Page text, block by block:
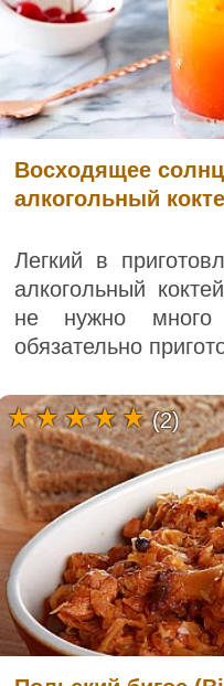
Восходящее
алкогольный
Легкий в
алкогольный
не нужно много
обязательно
(2)